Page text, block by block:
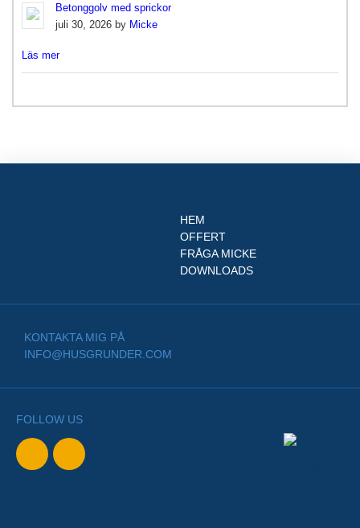
Betonggolv med sprickor
juli 30, 2026 by Micke
Läs mer
HEM
OFFERT
FRÅGA MICKE
DOWNLOADS
KONTAKTA MIG PÅ
INFO@HUSGRUNDER.COM
FOLLOW US